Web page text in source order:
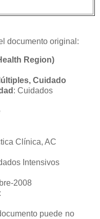
documento original:
Region)
Cuidado
: Cuidados
Clínica, AC
Intensivos
2008
:
puede no